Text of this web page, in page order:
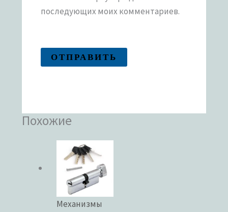
последующих моих комментариев.
Похожие
Механизмы